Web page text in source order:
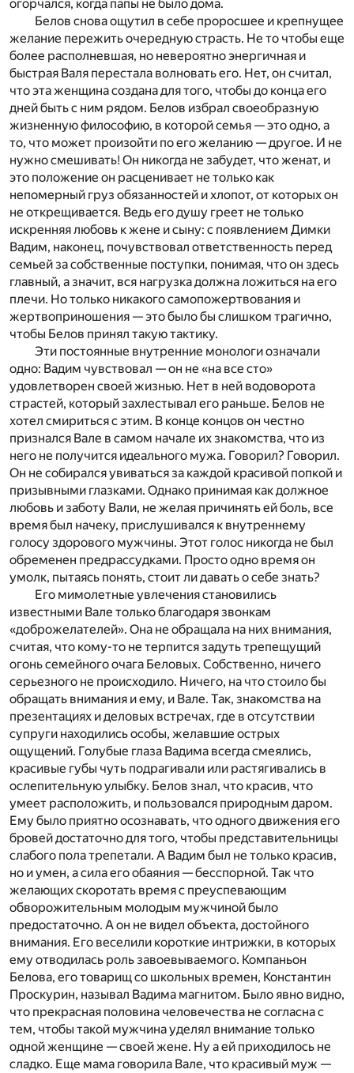
огорчался, когда папы не было дома.
Белов снова ощутил в себе проросшее и крепнущее
желание пережить очередную страсть. Не то чтобы еще
более располневшая, но невероятно энергичная и
быстрая Валя перестала волновать его. Нет, он считал,
что эта женщина создана для того, чтобы до конца его
дней быть с ним рядом. Белов избрал своеобразную
жизненную философию, в которой семья — это одно, а
то, что может произойти по его желанию — другое. И не
нужно смешивать! Он никогда не забудет, что женат, и
это положение он расценивает не только как
непомерный груз обязанностей и хлопот, от которых он
не открещивается. Ведь его душу греет не только
искренняя любовь к жене и сыну: с появлением Димки
Вадим, наконец, почувствовал ответственность перед
семьей за собственные поступки, понимая, что он здесь
главный, а значит, вся нагрузка должна ложиться на его
плечи. Но только никакого самопожертвования и
жертвоприношения — это было бы слишком трагично,
чтобы Белов принял такую тактику.
Эти постоянные внутренние монологи означали
одно: Вадим чувствовал — он не «на все сто»
удовлетворен своей жизнью. Нет в ней водоворота
страстей, который захлестывал его раньше. Белов не
хотел смириться с этим. В конце концов он честно
признался Вале в самом начале их знакомства, что из
него не получится идеального мужа. Говорил? Говорил.
Он не собирался увиваться за каждой красивой попкой и
призывными глазками. Однако принимая как должное
любовь и заботу Вали, не желая причинять ей боль, все
время был начеку, прислушивался к внутреннему
голосу здорового мужчины. Этот голос никогда не был
обременен предрассудками. Просто одно время он
умолк, пытаясь понять, стоит ли давать о себе знать?
Его мимолетные увлечения становились
известными Вале только благодаря звонкам
«доброжелателей». Она не обращала на них внимания,
считая, что кому-то не терпится задуть трепещущий
огонь семейного очага Беловых. Собственно, ничего
серьезного не происходило. Ничего, на что стоило бы
обращать внимания и ему, и Вале. Так, знакомства на
презентациях и деловых встречах, где в отсутствии
супруги находились особы, желавшие острых
ощущений. Голубые глаза Вадима всегда смеялись,
красивые губы чуть подрагивали или растягивались в
ослепительную улыбку. Белов знал, что красив, что
умеет расположить, и пользовался природным даром.
Ему было приятно осознавать, что одного движения его
бровей достаточно для того, чтобы представительницы
слабого пола трепетали. А Вадим был не только красив,
но и умен, а сила его обаяния — бесспорной. Так что
желающих скоротать время с преуспевающим
обворожительным молодым мужчиной было
предостаточно. А он не видел объекта, достойного
внимания. Его веселили короткие интрижки, в которых
ему отводилась роль завоевываемого. Компаньон
Белова, его товарищ со школьных времен, Константин
Проскурин, называл Вадима магнитом. Было явно видно,
что прекрасная половина человечества не согласна с
тем, чтобы такой мужчина уделял внимание только
одной женщине — своей жене. Ну а ей приходилось не
сладко. Еще мама говорила Вале, что красивый муж —